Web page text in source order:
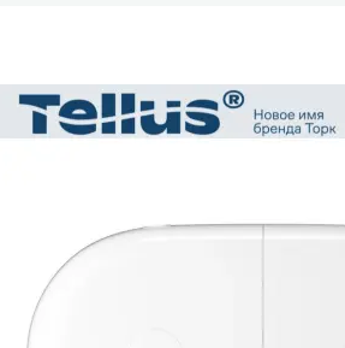
Средства
Средства